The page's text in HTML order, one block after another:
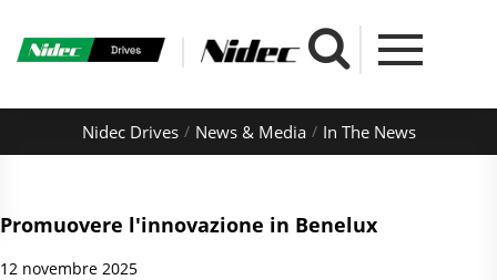
Nidec Drives News & Media In The News
Promuovere l'innovazione in Benelux
12 novembre 2025